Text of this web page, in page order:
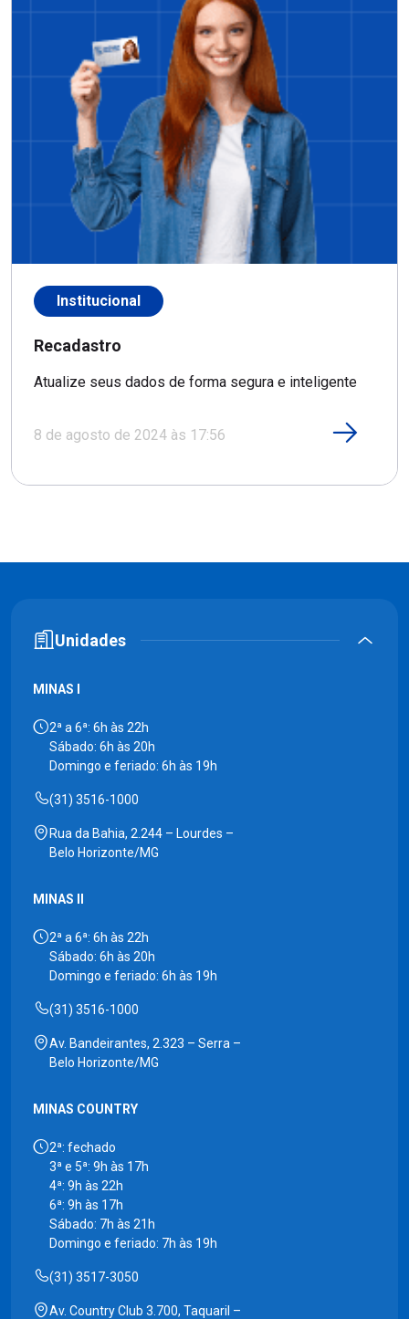
Institucional
Recadastro
Atualize seus dados de forma segura e inteligente
8 de agosto de 2024 às 17:56
Unidades
MINAS I
2ª a 6ª: 6h às 22h
Sábado: 6h às 20h
Domingo e feriado: 6h às 19h
(31) 3516-1000
Rua da Bahia, 2.244 – Lourdes –
Belo Horizonte/MG
MINAS II
2ª a 6ª: 6h às 22h
Sábado: 6h às 20h
Domingo e feriado: 6h às 19h
(31) 3516-1000
Av. Bandeirantes, 2.323 – Serra –
Belo Horizonte/MG
MINAS COUNTRY
2ª: fechado
3ª e 5ª: 9h às 17h
4ª: 9h às 22h
6ª: 9h às 17h
Sábado: 7h às 21h
Domingo e feriado: 7h às 19h
(31) 3517-3050
Av. Country Club 3.700, Taquaril –